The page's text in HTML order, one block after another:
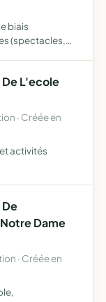
biais
(spectacles,
L'ecole
· Créée en
activités
Dame
· Créée en